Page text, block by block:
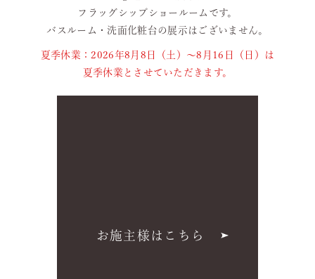
フラッグシップショールームです。
バスルーム・洗面化粧台の展示はございません。
夏季休業：2026年8月8日（土）～8月16日（日）は
夏季休業とさせていただきます。
お施主様はこちら